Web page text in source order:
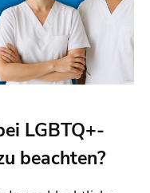
LGBTQ+-
beachten?